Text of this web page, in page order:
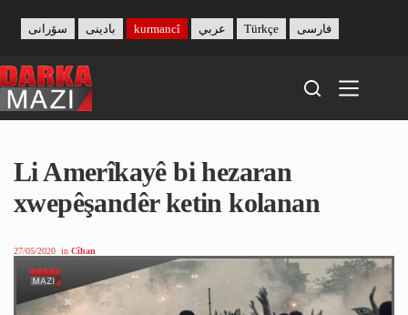
content
بادینی سۆرانی kurmancî عربي Türkçe فارسی
Li Amerîkayê bi hezaran
xwepêşandêr ketin kolanan
27/05/2020 in Cîhan